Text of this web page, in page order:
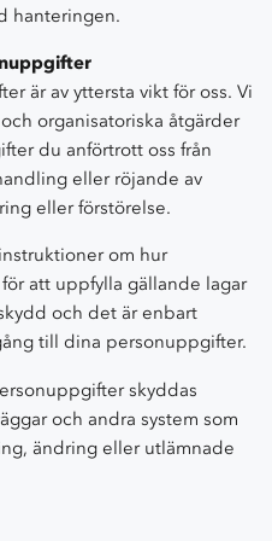
hanteringen.
är av yttersta vikt för oss. Vi
organisatoriska åtgärder
du anförtrott oss från
eller röjande av
eller förstörelse.
om hur
att uppfylla gällande lagar
och det är enbart
till dina personuppgifter.
skyddas
och andra system som
ändring eller utlämnade